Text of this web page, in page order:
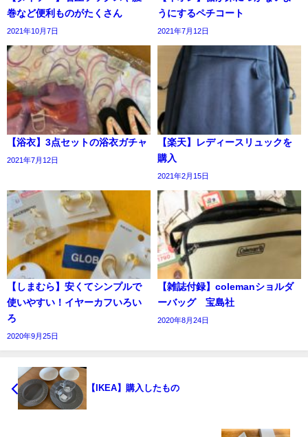
巻など便利ものがたくさん
2021年10月7日
うにするペチコート
2021年7月12日
【浴衣】3点セットの浴衣ガチャ
2021年7月12日
【楽天】レディースリュックを
購入
2021年2月15日
【しまむら】安くてシンプルで
使いやすい！イヤーカフいろい
ろ
2020年9月25日
【雑誌付録】colemanショルダ
ーバッグ 宝島社
2020年8月24日
【IKEA】購入したもの